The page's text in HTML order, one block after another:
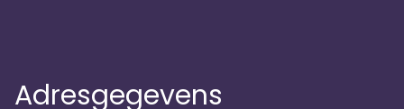
Adresgegevens